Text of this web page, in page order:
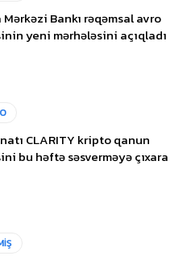
Bankı rəqəmsal avro
yeni mərhələsini açıqladı
CLARITY kripto qanun
bu həftə səsverməyə çıxara